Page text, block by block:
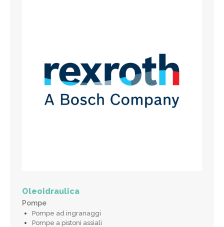
Oleoidraulica
Pompe
Pompe ad ingranaggi
Pompe a pistoni assiali